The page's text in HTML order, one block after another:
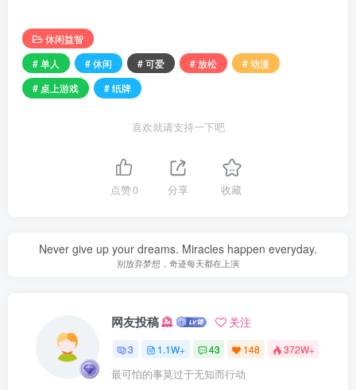
休闲益智
# 单人
# 休闲 # 可爱 # 放松
# 动漫
# 桌上游戏
# 纸牌
喜欢就请支持一下吧
点赞0 分享 收藏
Never give up your dreams. Miracles happen everyday.
别放弃梦想，奇迹每天都在上演
网友投稿 关注
3 1.1W+ 43 148 372W+
最可怕的事莫过于无知而行动